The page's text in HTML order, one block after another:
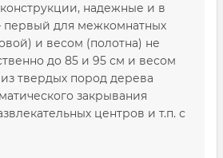
надежные и в
первый для межкомнатных
и весом (полотна) не
до 85 и 95 см и весом
твердых пород дерева
закрывания
центров и т.п. с